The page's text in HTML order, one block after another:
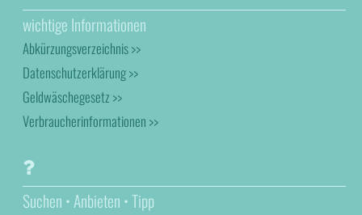
wichtige Informationen
Abkürzungsverzeichnis >>
Datenschutzerklärung >>
Geldwäschegesetz >>
Verbraucherinformationen >>
Suchen • Anbieten • Tipp